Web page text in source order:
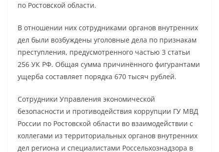
по Ростовской области.
В отношении них сотрудниками органов внутренних
дел были возбуждены уголовные дела по признакам
преступления, предусмотренного частью 3 статьи
256 УК РФ. Общая сумма причинённого фигурантами
ущерба составляет порядка 670 тысяч рублей.
Сотрудники Управления экономической
безопасности и противодействия коррупции ГУ МВД
России по Ростовской области во взаимодействии с
коллегами из территориальных органов внутренних
дел региона и специалистами Россельхознадзора в